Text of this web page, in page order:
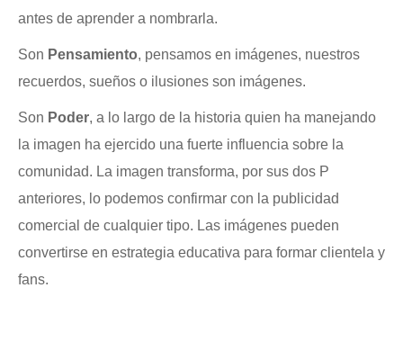
antes de aprender a nombrarla.
Son Pensamiento, pensamos en imágenes, nuestros
recuerdos, sueños o ilusiones son imágenes.
Son Poder, a lo largo de la historia quien ha manejando
la imagen ha ejercido una fuerte influencia sobre la
comunidad. La imagen transforma, por sus dos P
anteriores, lo podemos confirmar con la publicidad
comercial de cualquier tipo. Las imágenes pueden
convertirse en estrategia educativa para formar clientela y
fans.